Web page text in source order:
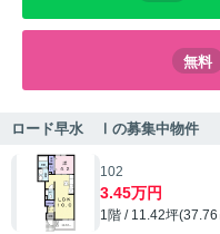
無料
ロード早水 Ⅰの募集中物件
102
3.45万円
1階 / 11.42坪